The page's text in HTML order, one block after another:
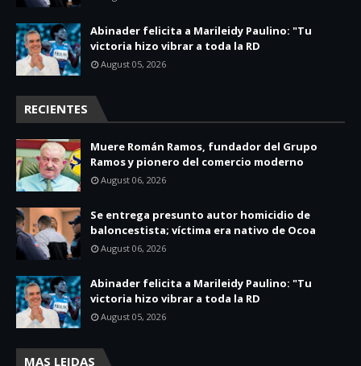
Abinader felicita a Marileidy Paulino: "Tu
victoria hizo vibrar a toda la RD
August 05, 2026
RECIENTES
Muere Román Ramos, fundador del Grupo
Ramos y pionero del comercio moderno
August 06, 2026
Se entrega presunto autor homicidio de
baloncestista; víctima era nativo de Ocoa
August 06, 2026
Abinader felicita a Marileidy Paulino: "Tu
victoria hizo vibrar a toda la RD
August 05, 2026
MAS LEIDAS